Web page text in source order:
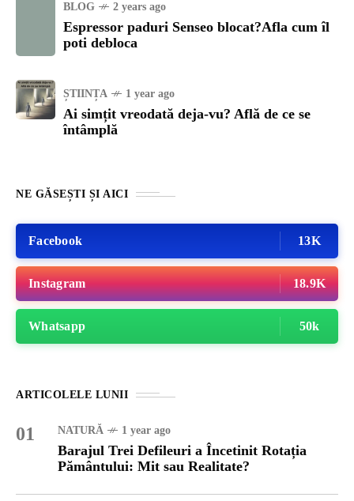
BLOG 2 years ago
Espressor paduri Senseo blocat?Afla cum îl
poti debloca
ȘTIINȚA 1 year ago
Ai simțit vreodată deja-vu? Află de ce se
întâmplă
NE GĂSEȘTI ȘI AICI
Facebook 13K
Instagram 18.9K
Whatsapp 50k
ARTICOLELE LUNII
01 NATURĂ 1 year ago
Barajul Trei Defileuri a Încetinit Rotația
Pământului: Mit sau Realitate?